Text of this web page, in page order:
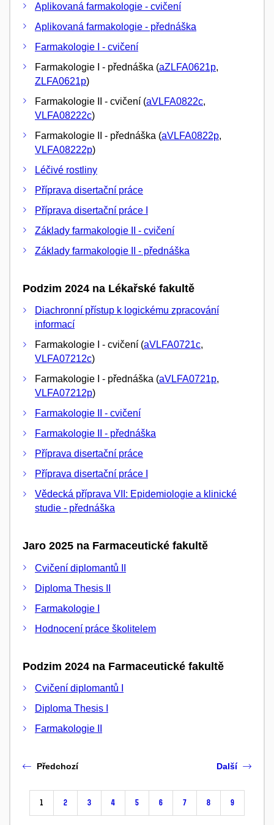
Aplikovaná farmakologie - cvičení
Aplikovaná farmakologie - přednáška
Farmakologie I - cvičení
Farmakologie I - přednáška (aZLFA0621p,
ZLFA0621p)
Farmakologie II - cvičení (aVLFA0822c,
VLFA08222c)
Farmakologie II - přednáška (aVLFA0822p,
VLFA08222p)
Léčivé rostliny
Příprava disertační práce
Příprava disertační práce I
Základy farmakologie II - cvičení
Základy farmakologie II - přednáška
Podzim 2024 na Lékařské fakultě
Diachronní přístup k logickému zpracování
informací
Farmakologie I - cvičení (aVLFA0721c,
VLFA07212c)
Farmakologie I - přednáška (aVLFA0721p,
VLFA07212p)
Farmakologie II - cvičení
Farmakologie II - přednáška
Příprava disertační práce
Příprava disertační práce I
Vědecká příprava VII: Epidemiologie a klinické
studie - přednáška
Jaro 2025 na Farmaceutické fakultě
Cvičení diplomantů II
Diploma Thesis II
Farmakologie I
Hodnocení práce školitelem
Podzim 2024 na Farmaceutické fakultě
Cvičení diplomantů I
Diploma Thesis I
Farmakologie II
Předchozí
1 2 3 4 5 6 7 8 9
Další